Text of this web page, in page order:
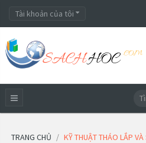
Tài khoản của tôi
TRANG CHỦ KỸ THUẬT THÁO LẮP